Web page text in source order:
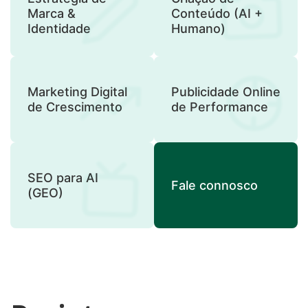
Marca &
Identidade
Conteúdo (AI +
Humano)
Marketing Digital
de Crescimento
Publicidade Online
de Performance
SEO para AI
(GEO)
Fale connosco